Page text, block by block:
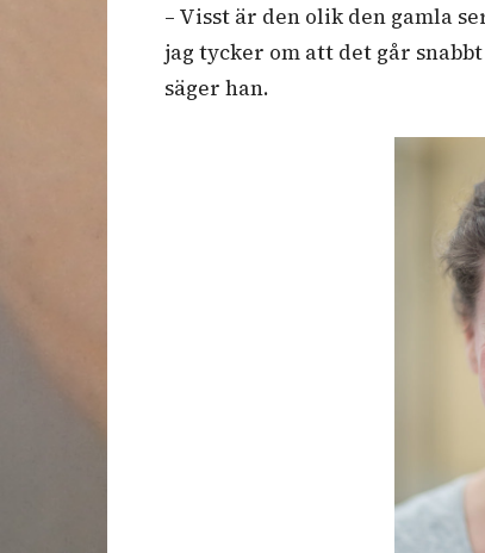
– Visst är den olik den gamla
jag tycker om att det går
säger han.